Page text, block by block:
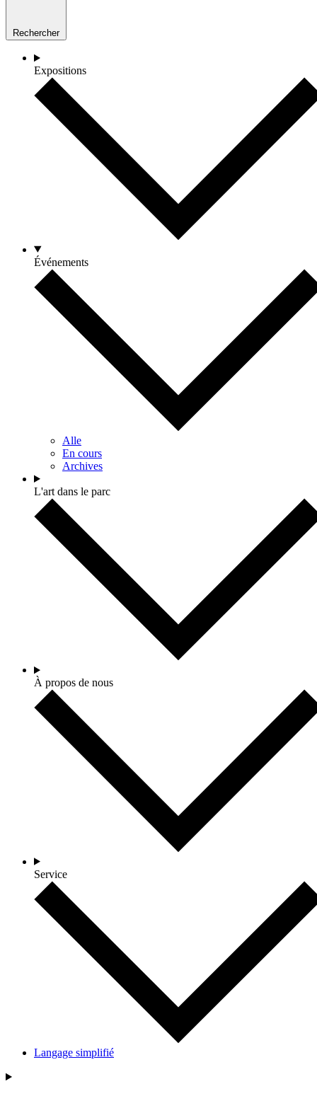
Rechercher
Expositions
Événements
Alle
En cours
Archives
L'art dans le parc
À propos de nous
Service
Langage simplifié